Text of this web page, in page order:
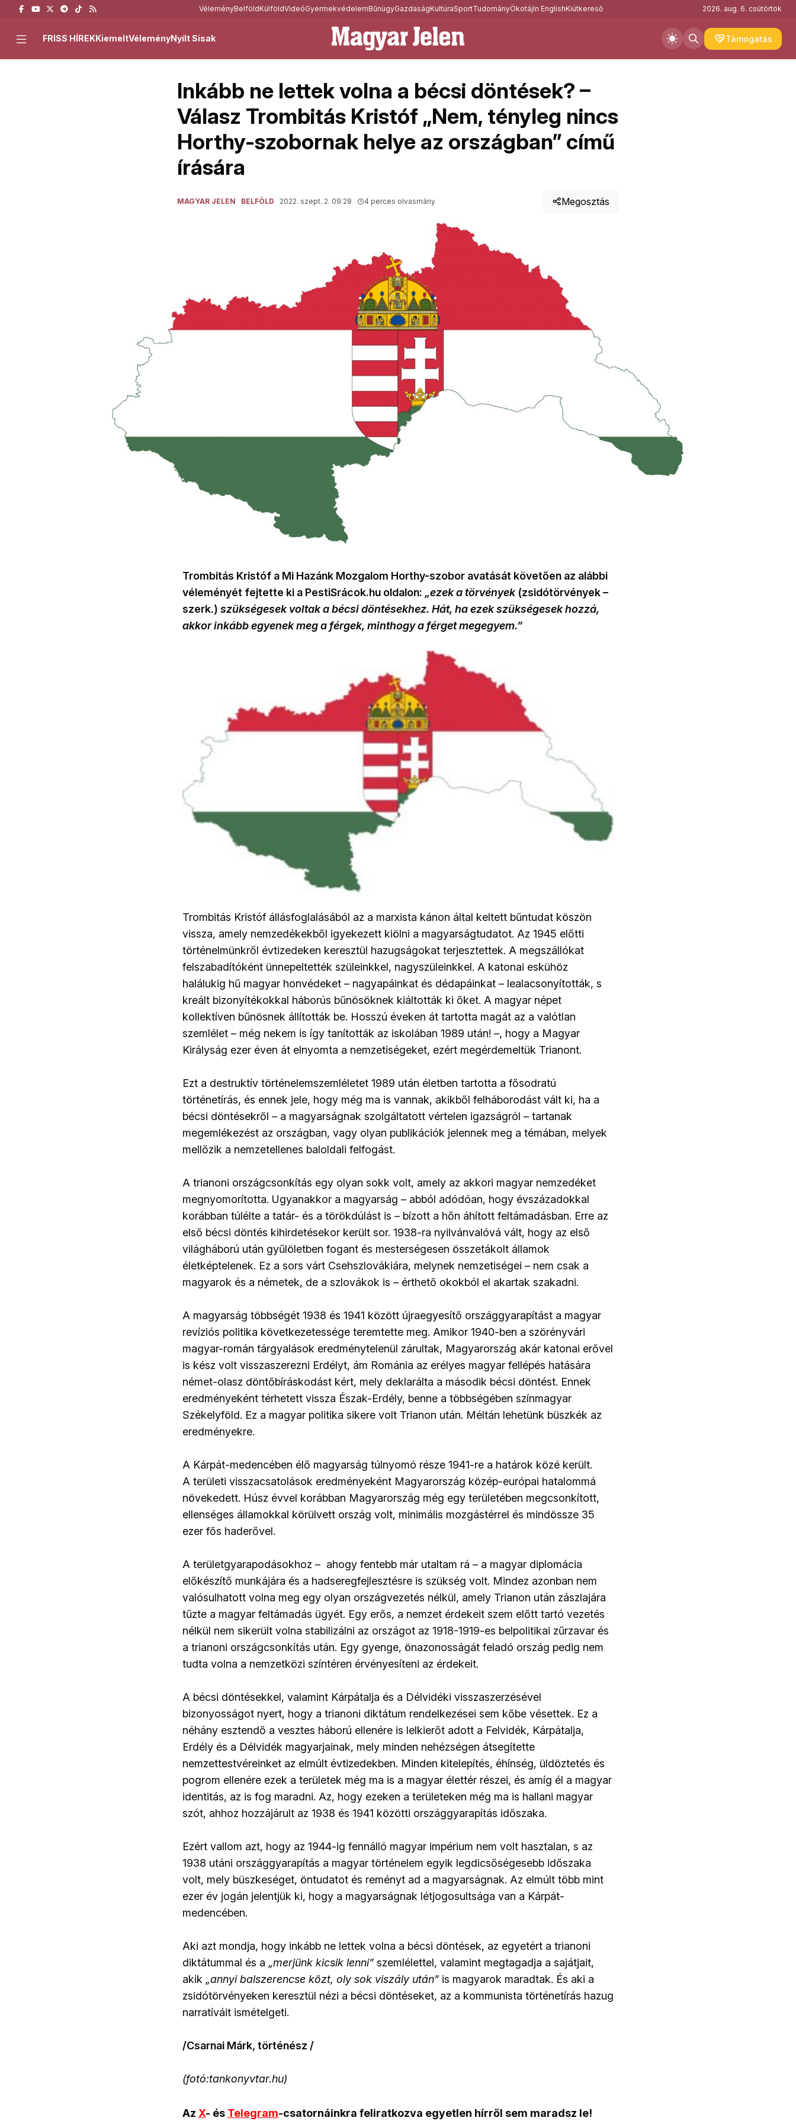
VéleményBelföldKülföldVideóGyermekvédelemBűnügyGazdaságKultúraSportTudományÖkotájIn EnglishKiútkereső 2026. aug. 6. csütörtök
Támogatás
FRISS HÍREKKiemeltVéleményNyílt Sisak
Inkább ne lettek volna a bécsi döntések? –
Válasz Trombitás Kristóf „Nem, tényleg nincs
Horthy-szobornak helye az országban” című
írására
MAGYAR JELEN BELFÖLD 2022. szept. 2. 09:28 4 perces olvasmány Megosztás
Trombitás Kristóf a Mi Hazánk Mozgalom Horthy-szobor avatását követően az alábbi
véleményét fejtette ki a PestiSrácok.hu oldalon: „ezek a törvények (zsidótörvények –
szerk.) szükségesek voltak a bécsi döntésekhez. Hát, ha ezek szükségesek hozzá,
akkor inkább egyenek meg a férgek, minthogy a férget megegyem.”
Trombitás Kristóf állásfoglalásából az a marxista kánon által keltett bűntudat köszön
vissza, amely nemzedékekből igyekezett kiölni a magyarságtudatot. Az 1945 előtti
történelmünkről évtizedeken keresztül hazugságokat terjesztettek. A megszállókat
felszabadítóként ünnepeltették szüleinkkel, nagyszüleinkkel. A katonai eskühöz
halálukig hű magyar honvédeket – nagyapáinkat és dédapáinkat – lealacsonyították, s
kreált bizonyítékokkal háborús bűnösöknek kiáltották ki őket. A magyar népet
kollektíven bűnösnek állították be. Hosszú éveken át tartotta magát az a valótlan
szemlélet – még nekem is így tanították az iskolában 1989 után! –, hogy a Magyar
Királyság ezer éven át elnyomta a nemzetiségeket, ezért megérdemeltük Trianont.
Ezt a destruktív történelemszemléletet 1989 után életben tartotta a fősodratú
történetírás, és ennek jele, hogy még ma is vannak, akikből felháborodást vált ki, ha a
bécsi döntésekről – a magyarságnak szolgáltatott vértelen igazságról – tartanak
megemlékezést az országban, vagy olyan publikációk jelennek meg a témában, melyek
mellőzik a nemzetellenes baloldali felfogást.
A trianoni országcsonkítás egy olyan sokk volt, amely az akkori magyar nemzedéket
megnyomorította. Ugyanakkor a magyarság – abból adódóan, hogy évszázadokkal
korábban túlélte a tatár- és a törökdúlást is – bízott a hőn áhított feltámadásban. Erre az
első bécsi döntés kihirdetésekor került sor. 1938-ra nyilvánvalóvá vált, hogy az első
világháború után gyűlöletben fogant és mesterségesen összetákolt államok
életképtelenek. Ez a sors várt Csehszlovákiára, melynek nemzetiségei – nem csak a
magyarok és a németek, de a szlovákok is – érthető okokból el akartak szakadni.
A magyarság többségét 1938 és 1941 között újraegyesítő országgyarapítást a magyar
revíziós politika következetessége teremtette meg. Amikor 1940-ben a szörényvári
magyar-román tárgyalások eredménytelenül zárultak, Magyarország akár katonai erővel
is kész volt visszaszerezni Erdélyt, ám Románia az erélyes magyar fellépés hatására
német-olasz döntőbíráskodást kért, mely deklarálta a második bécsi döntést. Ennek
eredményeként térhetett vissza Észak-Erdély, benne a többségében színmagyar
Székelyföld. Ez a magyar politika sikere volt Trianon után. Méltán lehetünk büszkék az
eredményekre.
A Kárpát-medencében élő magyarság túlnyomó része 1941-re a határok közé került.
A területi visszacsatolások eredményeként Magyarország közép-európai hatalommá
növekedett. Húsz évvel korábban Magyarország még egy területében megcsonkított,
ellenséges államokkal körülvett ország volt, minimális mozgástérrel és mindössze 35
ezer fős haderővel.
A területgyarapodásokhoz – ahogy fentebb már utaltam rá – a magyar diplomácia
előkészítő munkájára és a hadseregfejlesztésre is szükség volt. Mindez azonban nem
valósulhatott volna meg egy olyan országvezetés nélkül, amely Trianon után zászlajára
tűzte a magyar feltámadás ügyét. Egy erős, a nemzet érdekeit szem előtt tartó vezetés
nélkül nem sikerült volna stabilizálni az országot az 1918-1919-es belpolitikai zűrzavar és
a trianoni országcsonkítás után. Egy gyenge, önazonosságát feladó ország pedig nem
tudta volna a nemzetközi színtéren érvényesíteni az érdekeit.
A bécsi döntésekkel, valamint Kárpátalja és a Délvidéki visszaszerzésével
bizonyosságot nyert, hogy a trianoni diktátum rendelkezései sem kőbe vésettek. Ez a
néhány esztendő a vesztes háború ellenére is lelkierőt adott a Felvidék, Kárpátalja,
Erdély és a Délvidék magyarjainak, mely minden nehézségen átsegítette
nemzettestvéreinket az elmúlt évtizedekben. Minden kitelepítés, éhínség, üldöztetés és
pogrom ellenére ezek a területek még ma is a magyar élettér részei, és amíg él a magyar
identitás, az is fog maradni. Az, hogy ezeken a területeken még ma is hallani magyar
szót, ahhoz hozzájárult az 1938 és 1941 közötti országgyarapítás időszaka.
Ezért vallom azt, hogy az 1944-ig fennálló magyar impérium nem volt hasztalan, s az
1938 utáni országgyarapítás a magyar történelem egyik legdicsőségesebb időszaka
volt, mely büszkeséget, öntudatot és reményt ad a magyarságnak. Az elmúlt több mint
ezer év jogán jelentjük ki, hogy a magyarságnak létjogosultsága van a Kárpát-
medencében.
Aki azt mondja, hogy inkább ne lettek volna a bécsi döntések, az egyetért a trianoni
diktátummal és a „merjünk kicsik lenni” szemlélettel, valamint megtagadja a sajátjait,
akik „annyi balszerencse közt, oly sok viszály után” is magyarok maradtak. És aki a
zsidótörvényeken keresztül nézi a bécsi döntéseket, az a kommunista történetírás hazug
narratíváit ismételgeti.
/Csarnai Márk, történész /
(fotó:tankonyvtar.hu)
Az X- és Telegram-csatornáinkra feliratkozva egyetlen hírről sem maradsz le!